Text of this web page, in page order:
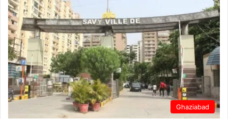
Ghaziabad